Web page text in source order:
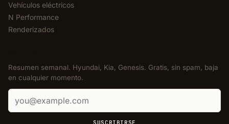
Vehículos eléctricos
N Performance
Renderizados
Resumen semanal. Hyundai, Kia, Genesis. Gratis, sin spam, baja
en cualquier momento.
Correo electrónico